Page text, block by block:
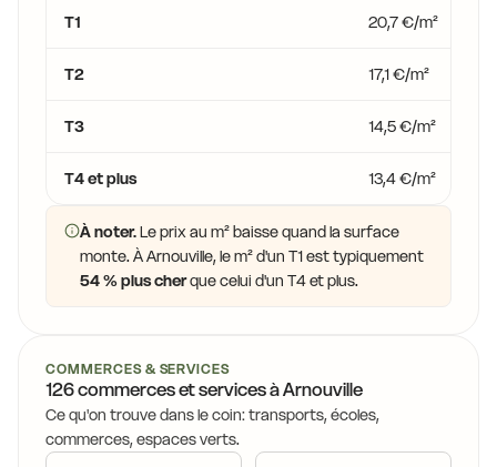
T1 20,7 €/m²
T2 17,1 €/m²
T3 14,5 €/m²
T4 et plus 13,4 €/m²
À noter.Le prix au m² baisse quand la surface
monte. À Arnouville, le m² d'un T1 est typiquement
54 % plus cherque celui d'un T4 et plus.
COMMERCES & SERVICES
126 commerces et services à Arnouville
Ce qu'on trouve dans le coin: transports, écoles,
commerces, espaces verts.